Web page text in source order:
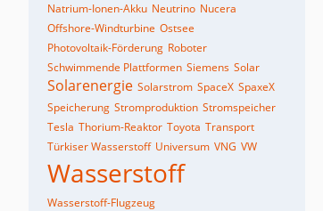
Natrium-Ionen-Akku Neutrino Nucera
Offshore-Windturbine Ostsee
Photovoltaik-Förderung Roboter
Schwimmende Plattformen Siemens Solar
Solarenergie Solarstrom SpaceX SpaxeX
Speicherung Stromproduktion Stromspeicher
Tesla Thorium-Reaktor Toyota Transport
Türkiser Wasserstoff Universum VNG VW
Wasserstoff
Wasserstoff-Flugzeug